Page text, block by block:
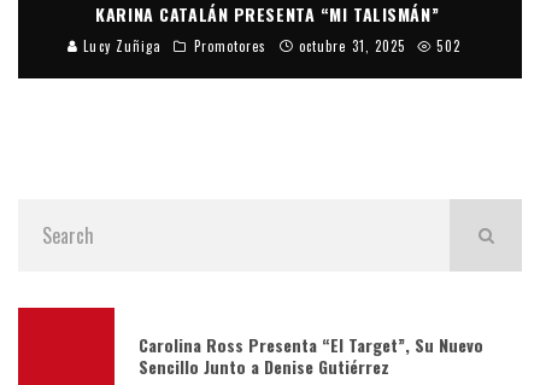
KARINA CATALÁN PRESENTA “MI TALISMÁN”
Lucy Zuñiga Promotores octubre 31, 2025 502
Carolina Ross Presenta “El Target”, Su Nuevo
Sencillo Junto a Denise Gutiérrez